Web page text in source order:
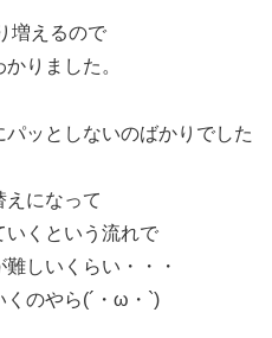
増えるので
りました。
ッとしないのばかりでした
えになって
いくという流れで
しいくらい・・・
くのやら(´・ω・`)